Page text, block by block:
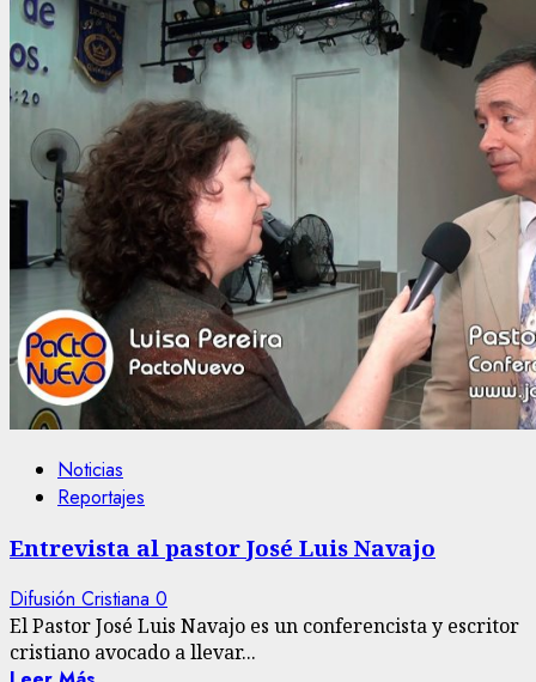
Noticias
Reportajes
Entrevista al pastor José Luis Navajo
Difusión Cristiana 0
El Pastor José Luis Navajo es un conferencista y escritor
cristiano avocado a llevar...